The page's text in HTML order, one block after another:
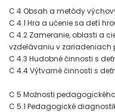
C 4 Obsah a metódy
C 4.1 Hra a učenie sa detí
C 4.2 Zameranie, oblasti a
vzdelávaniu v zariadeniach
C 4.3 Hudobné činnosti s
C 4.4 Výtvarné činnosti s
C 5 Možnosti
C 5.1 Pedagogické